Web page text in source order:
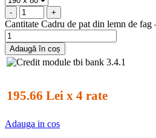
- +
Cantitate Cadru de pat din lemn de
Adaugă în coș
195.66 Lei x 4 rate
Adauga in cos